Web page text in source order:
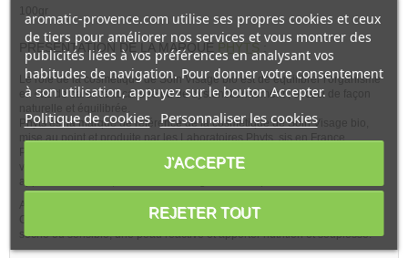
100gr
PRESENTATION DE LA MARQUE PHYTS
Le rôle de la cosmétique de Soin Visage bio est de équilibrer l'organisme
en cas de carence localisée ou de dysfonctionnement ; et ceci de façon
naturelle et équilibrée.
Phyts est la marque de référence de la cosmétique de Soin Visage bio,
mise au point et produite par les Laboratoires Phyts, sis en France.
Pour une action régénérante complète, ce produit de soin bio pour le
visage va améliorer la protection de l'épiderme, et sa revitalisation en
apportant fraicheur, nutrition et soulagement des peaux sensibles.
Ainsi, Phyts Phyt'ssima Masque Nutrition Extrême huiles d'Argan et de
Chanvre s'adapte à votre peau, que cela soit pour régénérer une peau
sèche ou sensible, une peau réactive et apporter nutrition et souplesse.
aromatic-provence.com utilise ses propres cookies et ceux
de tiers pour améliorer nos services et vous montrer des
publicités liées à vos préférences en analysant vos
habitudes de navigation. Pour donner votre consentement
à son utilisation, appuyez sur le bouton Accepter.
Politique de cookies Personnaliser les cookies
REJETER TOUT
J'ACCEPTE